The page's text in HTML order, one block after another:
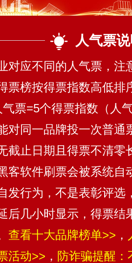
人气票
对应不同的人气票，注
票榜按得票指数高低排
票=5个得票指数（人
对同一品牌投一次普通
截止日期且得票不清零
客软件刷票会被系统自
发行为，不是表彰评选
后几小时显示，得票结
查看十大品牌榜单>> ，
活动>> ， 防诈骗提醒